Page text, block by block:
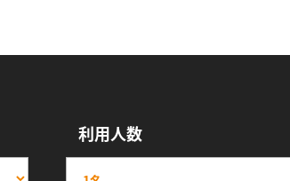
利用人数